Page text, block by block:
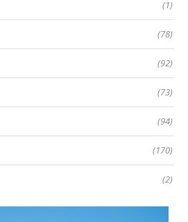
(1)
(78)
(92)
(73)
(94)
(170)
(2)